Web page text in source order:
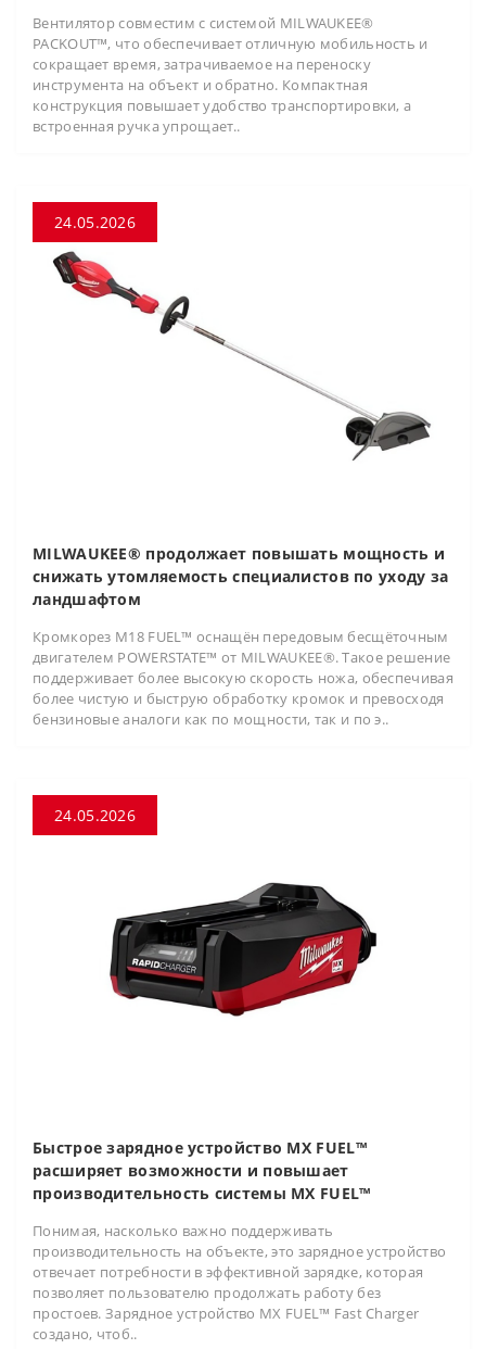
Вентилятор совместим с системой MILWAUKEE®
PACKOUT™, что обеспечивает отличную мобильность и
сокращает время, затрачиваемое на переноску
инструмента на объект и обратно. Компактная
конструкция повышает удобство транспортировки, а
встроенная ручка упрощает..
24.05.2026
MILWAUKEE® продолжает повышать мощность и
снижать утомляемость специалистов по уходу за
ландшафтом
Кромкорез M18 FUEL™ оснащён передовым бесщёточным
двигателем POWERSTATE™ от MILWAUKEE®. Такое решение
поддерживает более высокую скорость ножа, обеспечивая
более чистую и быструю обработку кромок и превосходя
бензиновые аналоги как по мощности, так и по э..
24.05.2026
Быстрое зарядное устройство MX FUEL™
расширяет возможности и повышает
производительность системы MX FUEL™
Понимая, насколько важно поддерживать
производительность на объекте, это зарядное устройство
отвечает потребности в эффективной зарядке, которая
позволяет пользователю продолжать работу без
простоев. Зарядное устройство MX FUEL™ Fast Charger
создано, чтоб..